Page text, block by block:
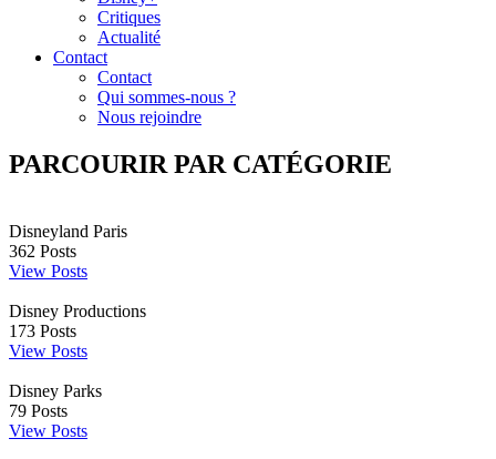
Critiques
Actualité
Contact
Contact
Qui sommes-nous ?
Nous rejoindre
PARCOURIR PAR CATÉGORIE
Disneyland Paris
362 Posts
View Posts
Disney Productions
173 Posts
View Posts
Disney Parks
79 Posts
View Posts